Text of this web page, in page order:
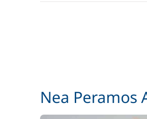
Nea Peramos